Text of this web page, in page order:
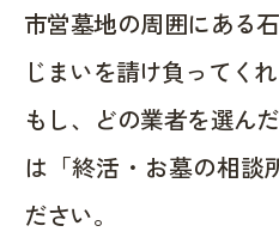
市営墓地の周囲にある
じまいを請け負ってく
もし、どの業者を選ん
は「終活・お墓の相談
ださい。